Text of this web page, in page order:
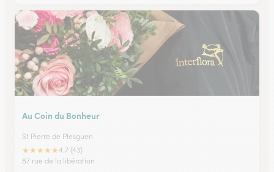
Au Coin du Bonheur
St Pierre de Plesguen
★★★★★4.7 (43)
87 rue de la libération